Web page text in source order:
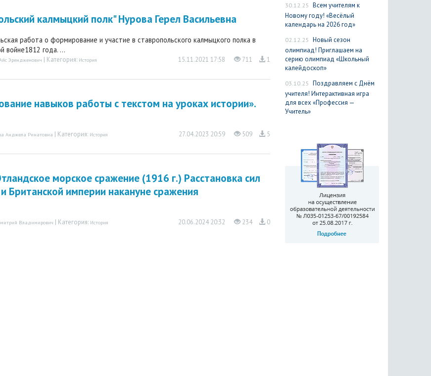
калмыцкий полк" Нурова Герел Васильевна
работа о формирование и участие в ставропольского калмыцкого полка в
войне1812 года. ...
Эрендженович | Категория: История 15.11.2021 17:58 711 1
навыков работы с текстом на уроках истории».
Анджела Ринатовна | Категория: История 27.04.2023 20:59 509 5
морское сражение (1916 г.) Расстановка сил
Британской империи накануне сражения
Владимирович | Категория: История 20.06.2024 20:32 234 0
30.12.25 Всем учителям к
Новому году! «Весёлый
календарь на 2026 год»
02.12.25 Новый сезон
олимпиад! Приглашаем на
серию олимпиад «Школьный
калейдоскоп»
03.10.25 Поздравляем с Днём
учителя! Интерактивная игра
для всех «Профессия —
Учитель»